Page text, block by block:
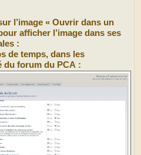
l’image « Ouvrir dans un
afficher l’image dans ses
:
de temps, dans les
du forum du PCA :